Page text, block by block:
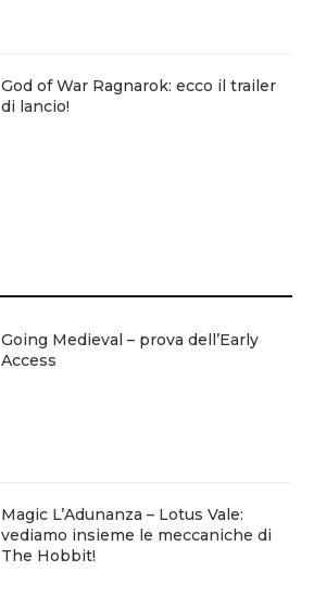
God of War Ragnarok: ecco il trailer
di lancio!
Going Medieval – prova dell’Early
Access
Magic L’Adunanza – Lotus Vale:
vediamo insieme le meccaniche di
The Hobbit!